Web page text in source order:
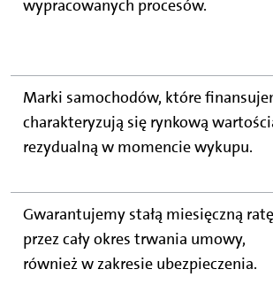
wypracowanych procesów.
Marki samochodów, które
charakteryzują się rynkową
rezydualną w momencie wykupu.
Gwarantujemy stałą miesięczną ratę
przez cały okres trwania umowy,
również w zakresie ubezpieczenia.